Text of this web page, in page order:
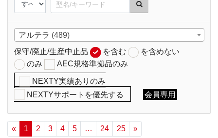
アルテラ (489)
保守/廃止/生産中止品
を含む
を含めない
のみ
AEC規格準拠品のみ
NEXTY実績ありのみ
NEXTYサポートを優先する
会員専用
« 1 2 3 4 5 … 24 25 »